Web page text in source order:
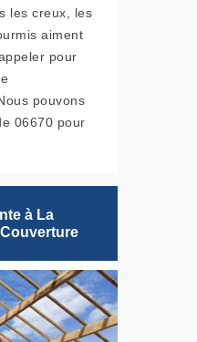
les creux, les
aiment
pour
pouvons
06670 pour
à La